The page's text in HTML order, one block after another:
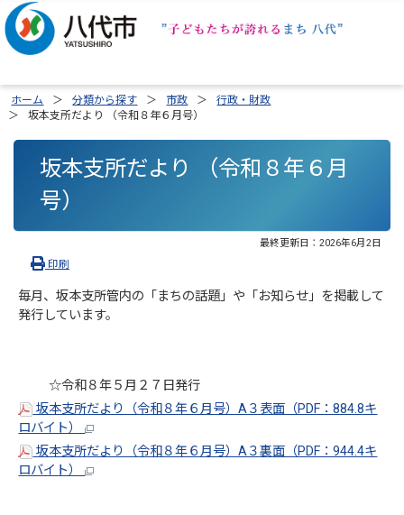
ホーム 分類から探す 市政
行政・財政
坂本支所だより （令和８年６月号）
坂本支所だより （令和８年６月
号）
最終更新日： 2026年6月2日
印刷
毎月、坂本支所管内の「まちの話題」や「お知らせ」を掲載して
発行しています。
☆令和８年５月２７日発行
坂本支所だより（令和８年６月号）A３表面（PDF：884.8キ
ロバイト）
坂本支所だより（令和８年６月号）A３裏面（PDF：944.4キ
ロバイト）